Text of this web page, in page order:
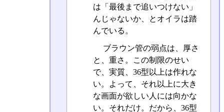
は「最後まで追いつけない」
んじゃないか、とオイラは踏
んでいる。
ブラウン管の弱点は、厚さ
と、重さ。この制限のせい
で、実質、36型以上は作れな
い。よって、それ以上に大き
な画面が欲しい人には向かな
い。それだけ。だから、36型